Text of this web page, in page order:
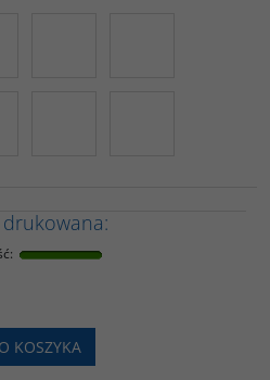
drukowana:
:
KOSZYKA